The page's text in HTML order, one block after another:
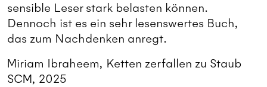
sensible Leser stark belasten können.
Dennoch ist es ein sehr lesenswertes Buch,
das zum Nachdenken anregt.
Miriam Ibraheem, Ketten zerfallen zu Staub
SCM, 2025